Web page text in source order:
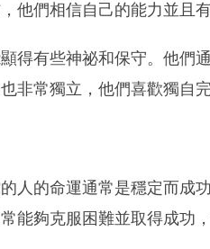
他們相信自己的能力並且
得有些神祕和保守。他們
非常獨立，他們喜歡獨自
人的命運通常是穩定而成
能夠克服困難並取得成功